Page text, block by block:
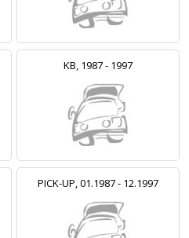
KB, 1987 - 1997
PICK-UP, 01.1987 - 12.1997